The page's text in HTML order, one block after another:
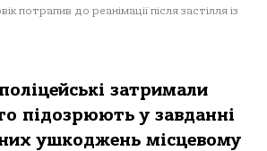
потрапив до реанімації після застілля із
затримали
підозрюють у завданні
ушкоджень місцевому